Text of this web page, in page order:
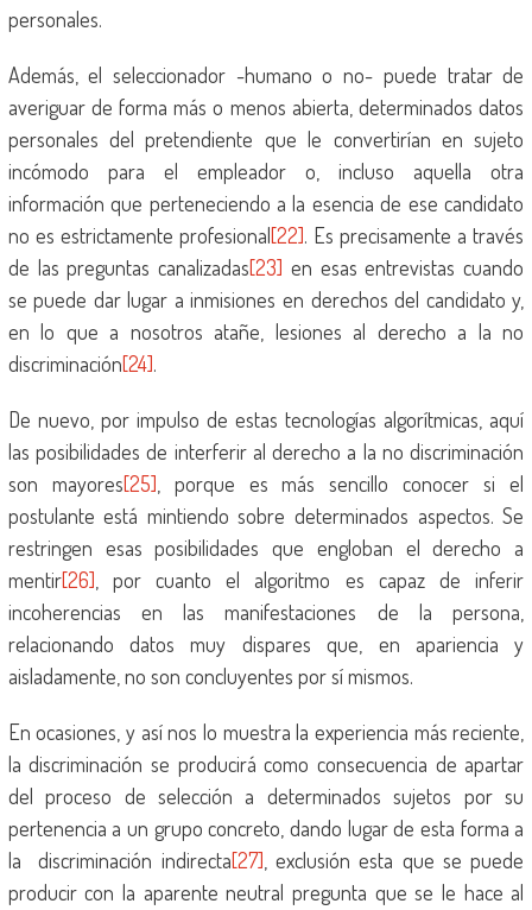
personales.
Además, el seleccionador -humano o no- puede tratar de
averiguar de forma más o menos abierta, determinados datos
personales del pretendiente que le convertirían en sujeto
incómodo para el empleador o, incluso aquella otra
información que perteneciendo a la esencia de ese candidato
no es estrictamente profesional[22]. Es precisamente a través
de las preguntas canalizadas[23] en esas entrevistas cuando
se puede dar lugar a inmisiones en derechos del candidato y,
en lo que a nosotros atañe, lesiones al derecho a la no
discriminación[24].
De nuevo, por impulso de estas tecnologías algorítmicas, aquí
las posibilidades de interferir al derecho a la no discriminación
son mayores[25] , porque es más sencillo conocer si el
postulante está mintiendo sobre determinados aspectos. Se
restringen esas posibilidades que engloban el derecho a
mentir[26] , por cuanto el algoritmo es capaz de inferir
incoherencias en las manifestaciones de la persona,
relacionando datos muy dispares que, en apariencia y
aisladamente, no son concluyentes por sí mismos.
En ocasiones, y así nos lo muestra la experiencia más reciente,
la discriminación se producirá como consecuencia de apartar
del proceso de selección a determinados sujetos por su
pertenencia a un grupo concreto, dando lugar de esta forma a
la discriminación indirecta[27] , exclusión esta que se puede
producir con la aparente neutral pregunta que se le hace al